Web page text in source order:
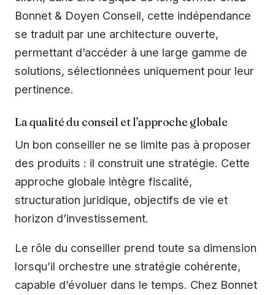
Bonnet & Doyen Conseil, cette indépendance
se traduit par une architecture ouverte,
permettant d’accéder à une large gamme de
solutions, sélectionnées uniquement pour leur
pertinence.
La qualité du conseil et l’approche globale
Un bon conseiller ne se limite pas à proposer
des produits : il construit une stratégie. Cette
approche globale intègre fiscalité,
structuration juridique, objectifs de vie et
horizon d’investissement.
Le rôle du conseiller prend toute sa dimension
lorsqu’il orchestre une stratégie cohérente,
capable d’évoluer dans le temps. Chez Bonnet